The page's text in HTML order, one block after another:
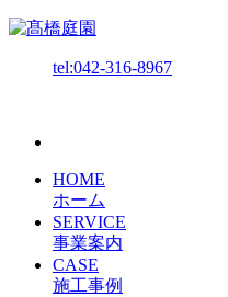
tel:042-316-8967
HOME
ホーム
SERVICE
事業案内
CASE
施工事例